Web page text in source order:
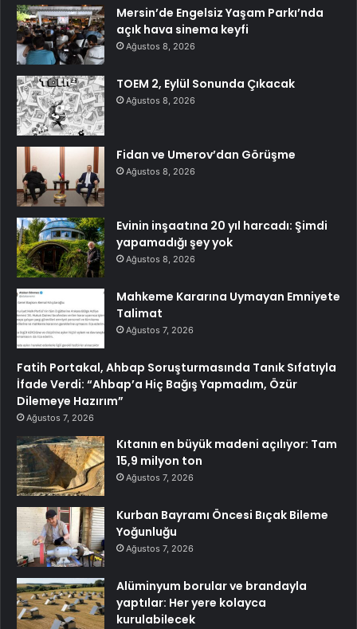
Mersin’de Engelsiz Yaşam Parkı’nda
açık hava sinema keyfi
Ağustos 8, 2026
TOEM 2, Eylül Sonunda Çıkacak
Ağustos 8, 2026
Fidan ve Umerov’dan Görüşme
Ağustos 8, 2026
Evinin inşaatına 20 yıl harcadı: Şimdi
yapamadığı şey yok
Ağustos 8, 2026
Mahkeme Kararına Uymayan Emniyete
Talimat
Ağustos 7, 2026
Fatih Portakal, Ahbap Soruşturmasında Tanık Sıfatıyla
İfade Verdi: “Ahbap’a Hiç Bağış Yapmadım, Özür
Dilemeye Hazırım”
Ağustos 7, 2026
Kıtanın en büyük madeni açılıyor: Tam
15,9 milyon ton
Ağustos 7, 2026
Kurban Bayramı Öncesi Bıçak Bileme
Yoğunluğu
Ağustos 7, 2026
Alüminyum borular ve brandayla
yaptılar: Her yere kolayca
kurulabilecek